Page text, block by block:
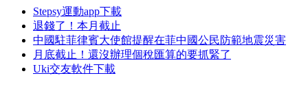
Stepsy運動app下載
退錢了！本月截止
中國駐菲律賓大使館提醒在菲中國公民防範地震災害
月底截止！還沒辦理個稅匯算的要抓緊了
Uki交友軟件下載